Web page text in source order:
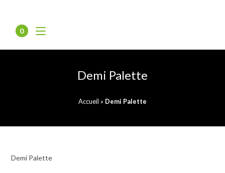
0
Demi Palette
Accueil » Demi Palette
Demi Palette